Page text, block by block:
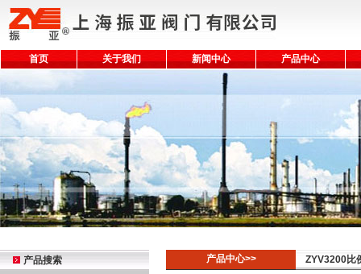
首页 关于我们 新闻中心 产品中心
产品搜索 产品中心>> ZYV3200比